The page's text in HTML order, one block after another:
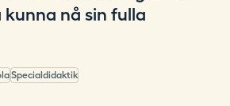
kunna nå sin fulla
Specialdidaktik